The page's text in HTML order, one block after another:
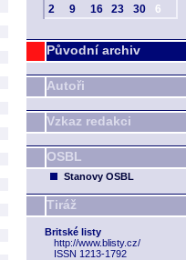
Původní archiv
Autoři
Vzkaz redakci
OSBL
Stanovy OSBL
Tiráž
Britské listy
http://www.blisty.cz/
ISSN 1213-1792